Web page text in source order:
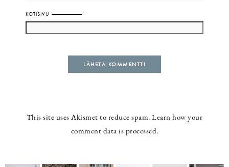
KOTISIVU
This site uses Akismet to reduce spam.Learn how your
comment data is processed.